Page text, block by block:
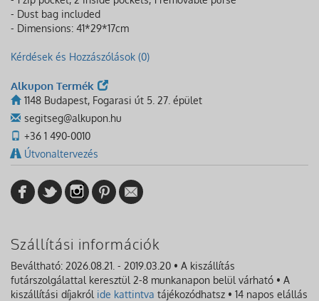
- Dust bag included
- Dimensions: 41*29*17cm
Kérdések és Hozzászólások (0)
Alkupon Termék
1148 Budapest, Fogarasi út 5. 27. épület
segitseg@alkupon.hu
+36 1 490-0010
Útvonaltervezés
Szállítási információk
Beváltható: 2026.08.21. - 2019.03.20 • A kiszállítás
futárszolgálattal keresztül 2-8 munkanapon belül várható • A
kiszállítási díjakról ide kattintva tájékozódhatsz • 14 napos elállás